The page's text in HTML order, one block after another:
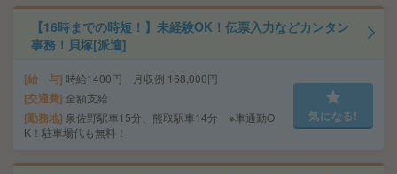
【16時までの時短！】未経験OK！伝票入力などカンタン
事務！貝塚[派遣]
給 与 時給1400円 月収例 168,000円
交通費 全額支給
勤務地 泉佐野駅車15分、熊取駅車14分 ※車通勤O
K！駐車場代も無料！
気になる!